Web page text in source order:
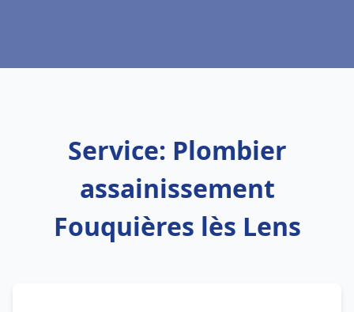
Service: Plombier
assainissement
Fouquières lès Lens